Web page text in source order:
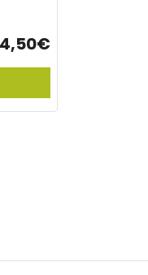
4,50€